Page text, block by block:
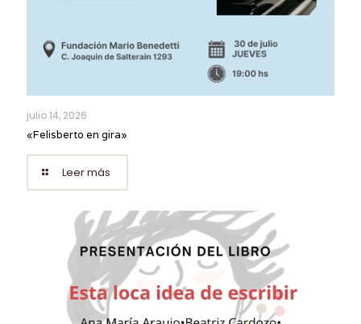
julio 14, 2026
«Felisberto en gira»
Leer más